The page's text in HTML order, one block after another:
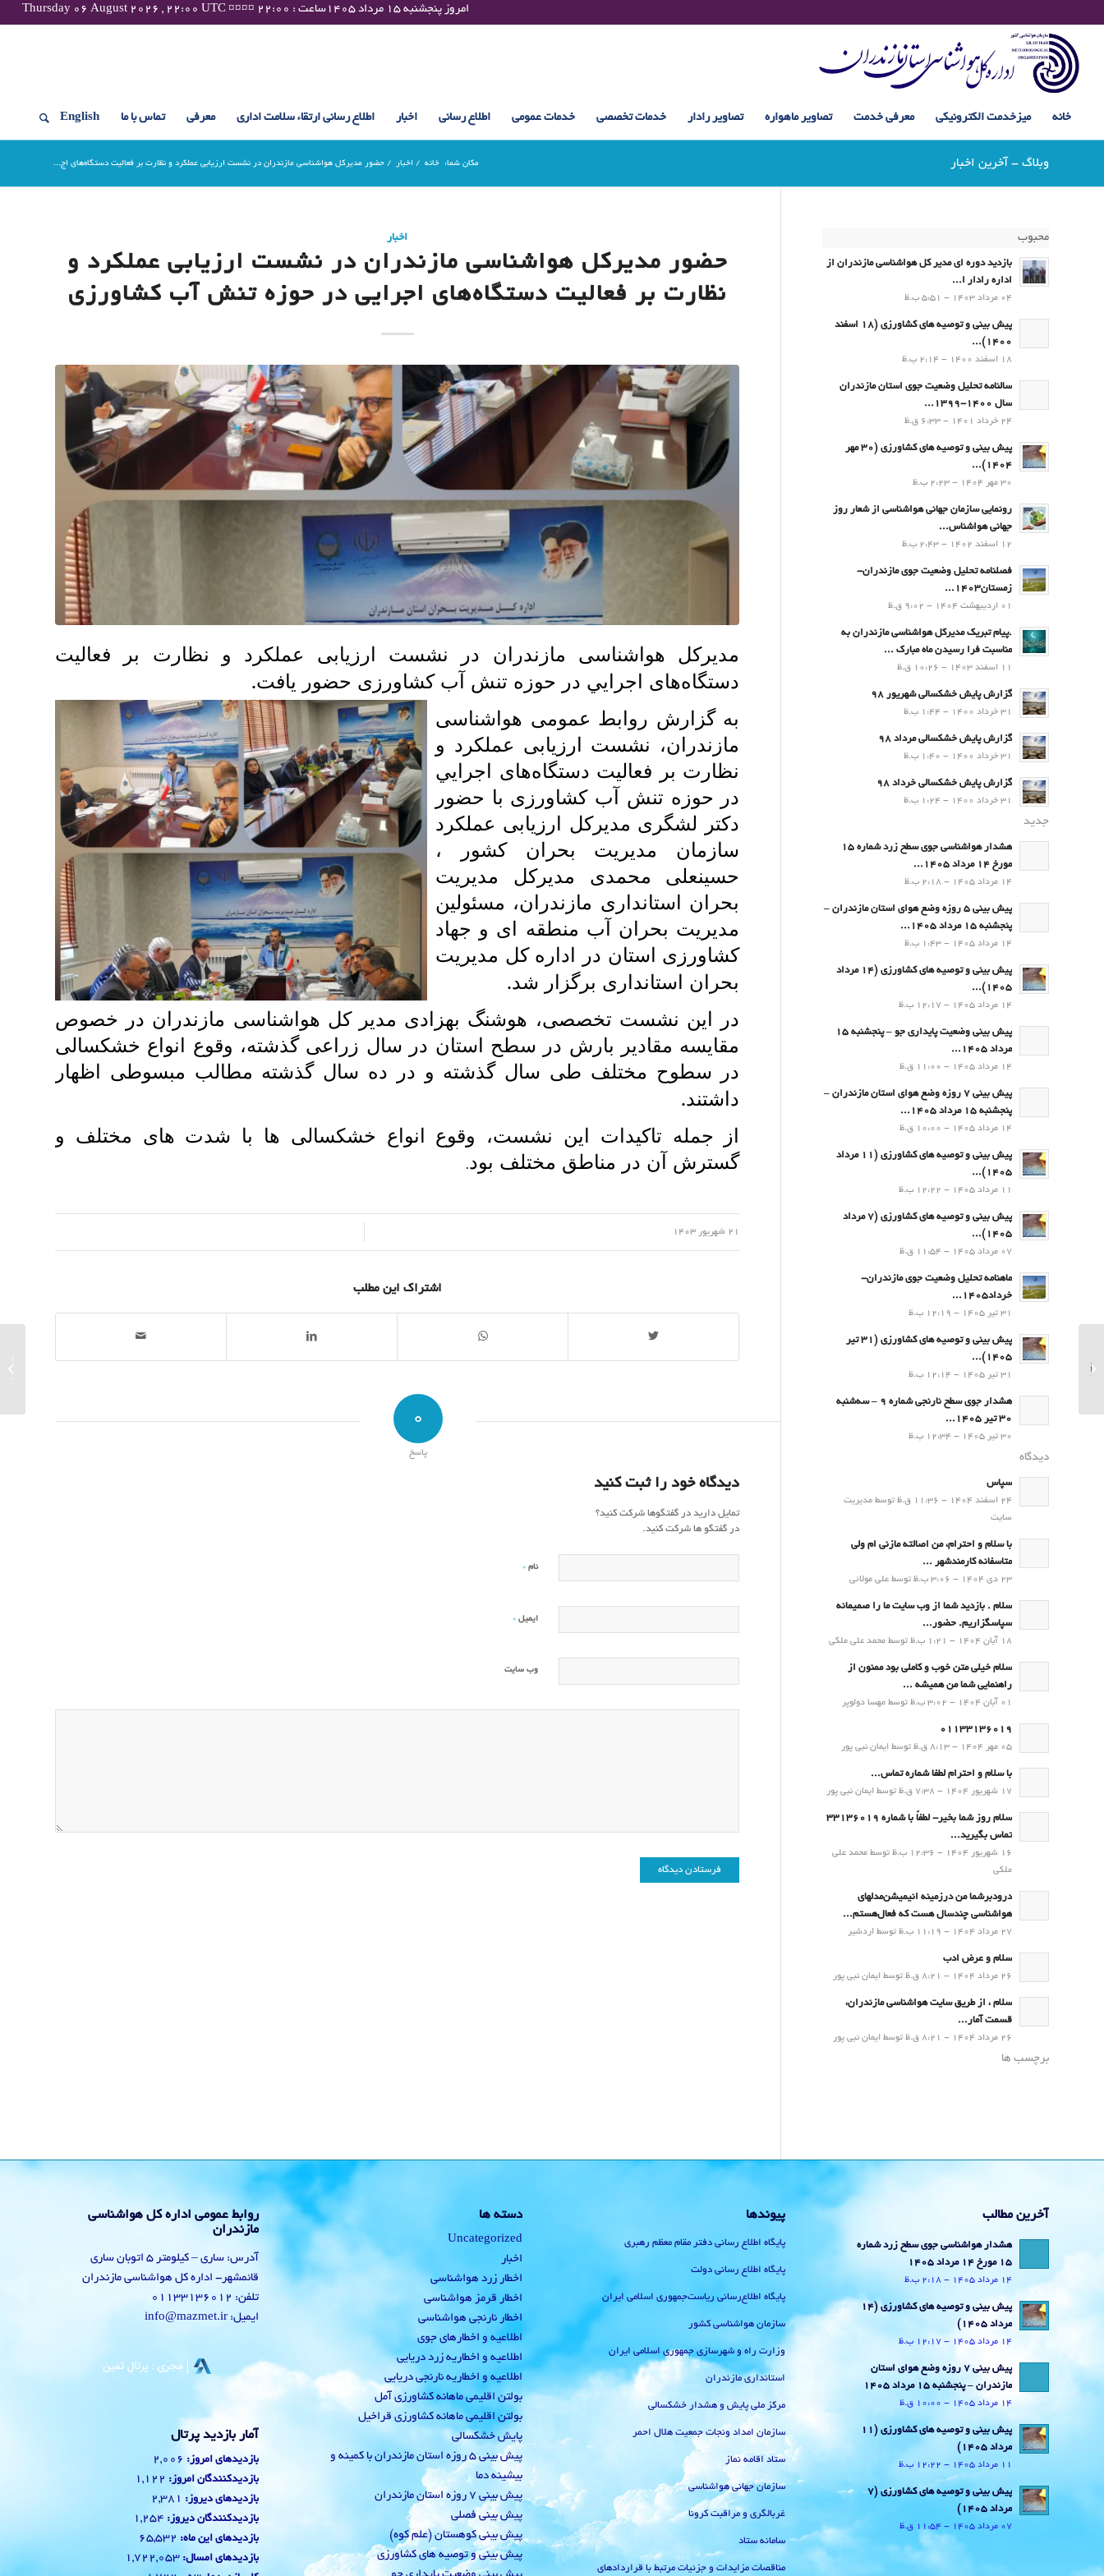
Thursday 06 August 2026 , 22:00 UTC ¤¤¤¤ امروز پنجشنبه ۱۵ مرداد ۱۴۰۵ساعت : ۲۲:۰۰
خانه میزخدمت الکترونیکی معرفی خدمت تصاویر ماهواره تصاویر رادار خدمات تخصصی خدمات عمومی اطلاع رسانی اخبار اطلاع رسانی ارتقاء سلامت اداری معرفی تماس با ما English
وبلاگ - آخرین اخبار مکان شما: خانه / اخبار / حضور مدیرکل هواشناسی مازندران در نشست ارزیابی عملکرد و نظارت بر فعالیت دستگاه‌های اج...
اخبار
حضور مدیرکل هواشناسی مازندران در نشست ارزیابی عملکرد و
نظارت بر فعالیت دستگاه‌های اجرايي در حوزه تنش آب کشاورزی
مدیرکل هواشناسی مازندران در نشست ارزیابی عملکرد و نظارت بر فعالیت
دستگاه‌های اجرايي در حوزه تنش آب کشاورزی حضور یافت.
به گزارش روابط عمومی هواشناسی
مازندران، نشست ارزیابی عملکرد و
نظارت بر فعالیت دستگاه‌های اجرايي
در حوزه تنش آب کشاورزی با حضور
دکتر لشگری مدیرکل ارزیابی عملکرد
سازمان مدیریت بحران کشور ،
حسینعلی محمدی مدیرکل مدیریت
بحران استانداری مازندران، مسئولین
مدیریت بحران آب منطقه ای و جهاد
کشاورزی استان در اداره‌ کل مديريت
بحران استانداری برگزار شد.
در این نشست تخصصی، هوشنگ بهزادی مدیر کل هواشناسی مازندران در خصوص
مقایسه مقادیر بارش در سطح استان در سال زراعی گذشته، وقوع انواع خشکسالی
در سطوح مختلف طی سال گذشته و در ده سال گذشته مطالب مبسوطی اظهار
داشتند.
از جمله تاکیدات این نشست، وقوع انواع خشکسالی ها با شدت های مختلف و
گسترش آن در مناطق مختلف بود.
21 شهریور 1403
اشتراک این مطلب
0
پاسخ
دیدگاه خود را ثبت کنید
تمایل دارید در گفتگوها شرکت کنید؟
در گفتگو ها شرکت کنید.
نام *
ایمیل *
وب‌ سایت
محبوب
بازدید دوره ای مدیر کل هواشناسی مازندران از
اداره رادار ا...
04 مرداد 1403 - 5:51 ب.ظ
پیش بینی و توصیه های کشاورزی (18 اسفند
1400)...
18 اسفند 1400 - 2:14 ب.ظ
سالنامه تحلیل وضعیت جوی استان مازندران
سال 1400-1399...
24 خرداد 1401 - 6:33 ق.ظ
پیش بینی و توصیه های کشاورزی (30 مهر
۱۴۰۴)...
30 مهر 1404 - 2:23 ب.ظ
رونمایی سازمان جهانی هواشناسی از شعار روز
جهانی هواشناس...
12 اسفند 1402 - 2:43 ب.ظ
فصلنامه تحلیل وضعیت جوی مازندران-
زمستان۱۴۰۳...
01 اردیبهشت 1404 - 9:02 ق.ظ
.پيام تبريك مدیرکل هواشناسی مازندران به
مناسبت فرا رسيدن ماه مبارك ...
11 اسفند 1403 - 10:26 ق.ظ
گزارش پایش خشکسالی شهریور 98
31 خرداد 1400 - 1:44 ب.ظ
گزارش پایش خشکسالی مرداد 98
31 خرداد 1400 - 1:40 ب.ظ
گزارش پایش خشکسالی خرداد 98
31 خرداد 1400 - 1:24 ب.ظ
جدید
هشدار هواشناسی جوی سطح زرد شماره 15
مورخ 14 مرداد 1405...
14 مرداد 1405 - 2:18 ب.ظ
پیش بینی 5 روزه وضع هوای استان مازندران –
پنجشنبه 15 مرداد 1405...
14 مرداد 1405 - 1:43 ب.ظ
پیش بینی و توصیه های کشاورزی (14 مرداد
۱۴۰۵)...
14 مرداد 1405 - 12:17 ب.ظ
پیش بینی وضعیت پایداری جو – پنجشنبه 15
مرداد 1405...
14 مرداد 1405 - 11:00 ق.ظ
پیش بینی 7 روزه وضع هوای استان مازندران –
پنجشنبه 15 مرداد 1405...
14 مرداد 1405 - 10:00 ق.ظ
پیش بینی و توصیه های کشاورزی (11 مرداد
۱۴۰۵)...
11 مرداد 1405 - 12:22 ب.ظ
پیش بینی و توصیه های کشاورزی (7 مرداد
۱۴۰۵)...
07 مرداد 1405 - 11:54 ق.ظ
ماهنامه تحلیل وضعیت جوی مازندران-
خرداد1405...
31 تیر 1405 - 12:19 ب.ظ
پیش بینی و توصیه های کشاورزی (31 تیر
۱۴۰۵)...
31 تیر 1405 - 12:14 ب.ظ
هشدار جوی سطح نارنجی شماره 9 – سه‌شنبه
30 تیر 1405...
30 تیر 1405 - 12:34 ب.ظ
دیدگاه
سپاس
24 اسفند 1404 - 11:36 ق.ظ توسط مدیریت
سایت
با سلام و احترام، من اصالته مازنی ام ولی
متاسفانه کارمندشهر ...
23 دی 1404 - 3:06 ب.ظ توسط علی مولائی
سلام . بازدید شما از وب سایت ما را صمیمانه
سپاسگزاریم. حضور...
18 آبان 1404 - 1:21 ب.ظ توسط محمد علی ملکی
سلام خیلی متن خوب و کاملی بود ممنون از
راهنمایی شما من همیشه ...
01 آبان 1404 - 3:02 ب.ظ توسط مهسا دولوپر
01133136019
05 مهر 1404 - 8:13 ق.ظ توسط ایمان نبی پور
با سلام و احترام لطفا شماره تماس...
17 شهریور 1404 - 7:38 ق.ظ توسط ایمان نبی پور
سلام روز شما بخیر- لطفاً با شماره 33136019
تماس بگیرید...
16 شهریور 1404 - 12:36 ب.ظ توسط محمد علی
ملکی
درودبرشما من درزمینه انیمیشن‌مدلهای
هواشناسی چندسال هست که فعال‌هستم...
27 مرداد 1404 - 11:19 ب.ظ توسط اردشیر
سلام و عرض ادب
26 مرداد 1404 - 8:21 ق.ظ توسط ایمان نبی پور
سلام ، از طریق سایت هواشناسی مازندران،
قسمت آمار...
26 مرداد 1404 - 8:21 ق.ظ توسط ایمان نبی پور
برچسب ها
آخرین مطالب
هشدار هواشناسی جوی سطح زرد شماره
15 مورخ 14 مرداد 1405
14 مرداد 1405 - 2:18 ب.ظ
پیش بینی و توصیه های کشاورزی (14
مرداد ۱۴۰۵)
14 مرداد 1405 - 12:17 ب.ظ
پیش بینی 7 روزه وضع هوای استان
مازندران – پنجشنبه 15 مرداد 1405
14 مرداد 1405 - 10:00 ق.ظ
پیش بینی و توصیه های کشاورزی (11
مرداد ۱۴۰۵)
11 مرداد 1405 - 12:22 ب.ظ
پیش بینی و توصیه های کشاورزی (7
مرداد ۱۴۰۵)
07 مرداد 1405 - 11:54 ق.ظ
پیوندها
پایگاه اطلاع رسانی دفتر مقام معظم رهبری
پایگاه اطلاع رسانی دولت
پایگاه اطلاع‌رسانی ریاست‌جمهوری اسلامی ایران
سازمان هواشناسی کشور
وزارت راه و شهرسازی جمهوری اسلامی ایران
استانداری مازندران
مرکز ملی پایش و هشدار خشکسالی
سازمان امداد ونجات جمعیت هلال احمر
ستاد اقامه نماز
سازمان جهانی هواشناسی
غربالگری و مراقبت کرونا
سامانه ستاد
مناقصات مزایدات و جزئیات مرتبط با قراردادهای
دسته ها
Uncategorized
اخبار
اخطار زرد هواشناسی
اخطار قرمز هواشناسی
اخطار نارنجی هواشناسی
اطلاعیه و اخطارهای جوی
اطلاعیه و اخطاریه زرد دریایی
اطلاعیه و اخطاریه نارنجی دریایی
بولتن اقلیمی ماهانه کشاورزی آمل
بولتن اقلیمی ماهانه کشاورزی قراخیل
پایش خشکسالی
پیش بینی 5 روزه استان مازندران با کمینه و
بیشینه دما
پیش بینی 7 روزه استان مازندران
پیش بینی فصلی
پیش بینی کوهستان (علم کوه)
پیش بینی و توصیه های کشاورزی
روابط عمومی اداره کل هواشناسی
مازندران
آدرس: ساری – کیلومتر 5 اتوبان ساری
قائمشهر- اداره کل هواشناسی مازندران
تلفن: 01133136012
ایمیل: info@mazmet.ir
آمار بازدید پرتال
بازدیدهای امروز: 2,006
بازدیدکنندگان امروز: 1,122
بازدیدهای دیروز: 2,381
بازدیدکنندگان دیروز: 1,254
بازدیدهای این ماه: 65,532
بازدیدهای امسال: 1,722,053
پیش بینی و توصیه های